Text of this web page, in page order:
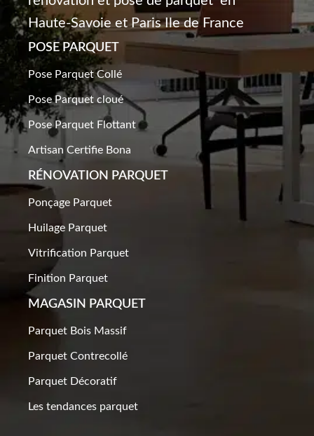
Haute-Savoie et Paris Ile de France
POSE PARQUET
Pose Parquet Collé
Pose Parquet cloué
Pose Parquet Flottant
Artisan Certifie Bona
RÉNOVATION PARQUET​
Ponçage Parquet
Huilage Parquet
Vitrification Parquet
Finition Parquet
MAGASIN PARQUET
Parquet Bois Massif
Parquet Contrecollé
Parquet Décoratif
Les tendances parquet